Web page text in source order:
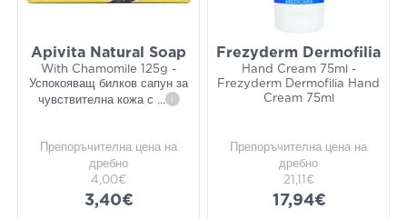
Apivita Natural Soap
With Chamomile 125g -
Успокояващ билков сапун за
чувствителна кожа с ... i
Препоръчителна цена на
дребно
4,00€
3,40€
Frezyderm Dermofilia
Hand Cream 75ml -
Frezyderm Dermofilia Hand
Cream 75ml
Препоръчителна цена на
дребно
21,11€
17,94€